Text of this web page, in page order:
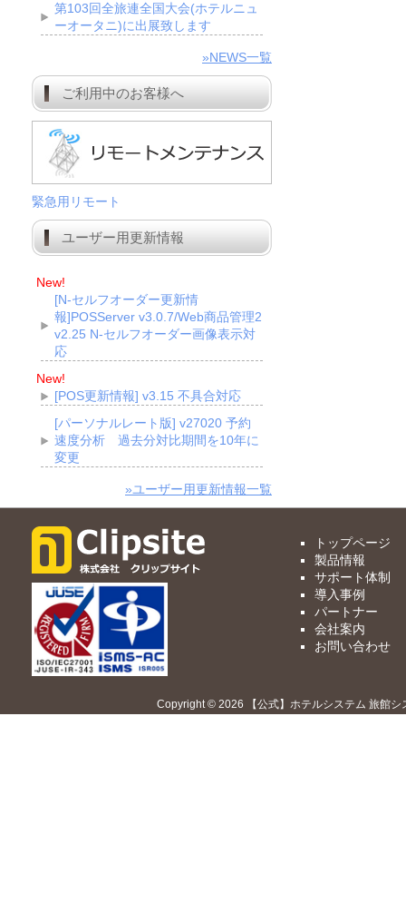
第103回全旅連全国大会(ホテルニュ
ーオータニ)に出展致します
»NEWS一覧
ご利用中のお客様へ
緊急用リモート
ユーザー用更新情報
New!
[N-セルフオーダー更新情
報]POSServer v3.0.7/Web商品管理2
v2.25 N-セルフオーダー画像表示対
応
New!
[POS更新情報] v3.15 不具合対応
[パーソナルレート版] v27020 予約
速度分析 過去分対比期間を10年に
変更
»ユーザー用更新情報一覧
トップページ
製品情報
サポート体制
導入事例
パートナー
会社案内
お問い合わせ
Copyright © 2026 【公式】ホテルシステム 旅館